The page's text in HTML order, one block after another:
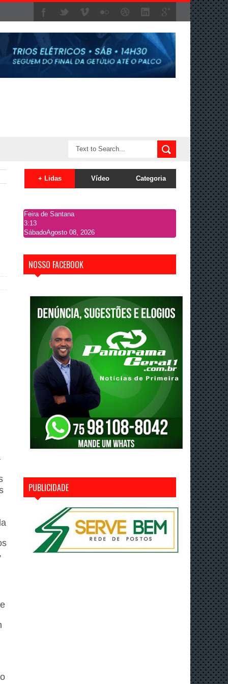
+ Lidas Vídeo Categoria
Feira de Santana
3:13
SábadoAgosto 08, 2026
NOSSO FACEBOOK
PUBLICIDADE